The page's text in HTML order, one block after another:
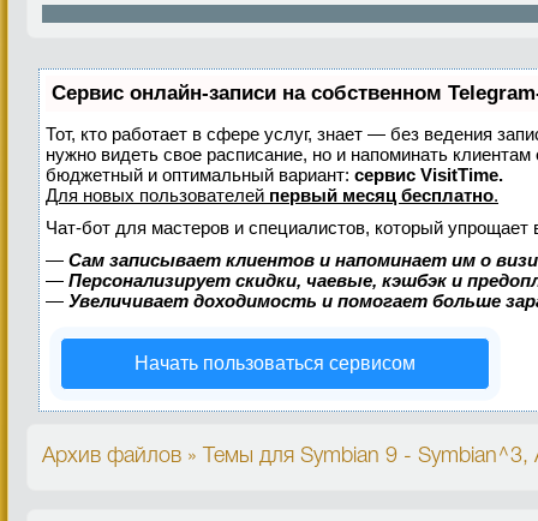
Сервис онлайн-записи на собственном
Тот, кто работает в сфере услуг, знает — без ведения
нужно видеть свое расписание, но и напоминать
бюджетный и оптимальный вариант: сервис VisitTime.
Для новых пользователей первый месяц бесплатно.
Чат-бот для мастеров и специалистов, который упрощает
— Сам записывает клиентов и напоминает им о
— Персонализирует скидки, чаевые, кэшбэк и
— Увеличивает доходимость и помогает больше
Начать пользоваться сервисом
Архив файлов » Темы для Symbian 9 - Symbian^3,